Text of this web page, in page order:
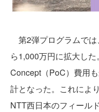
第2弾プログラムで
ら1,000万円に拡大し
Concept（PoC）費用
計となった。これによ
NTT西日本のフィール